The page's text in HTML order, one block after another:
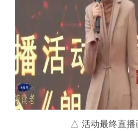
△ 活动最终直播